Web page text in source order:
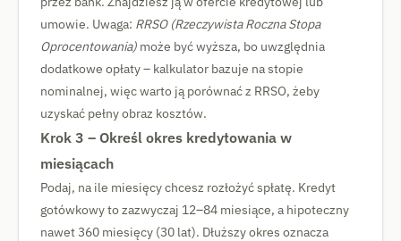
umowie. Uwaga: RRSO (Rzeczywista Roczna Stopa
Oprocentowania) może być wyższa, bo uwzględnia
dodatkowe opłaty – kalkulator bazuje na stopie
nominalnej, więc warto ją porównać z RRSO, żeby
uzyskać pełny obraz kosztów.
Krok 3 – Określ okres kredytowania w
miesiącach
Podaj, na ile miesięcy chcesz rozłożyć spłatę. Kredyt
gotówkowy to zazwyczaj 12–84 miesiące, a hipoteczny
nawet 360 miesięcy (30 lat). Dłuższy okres oznacza